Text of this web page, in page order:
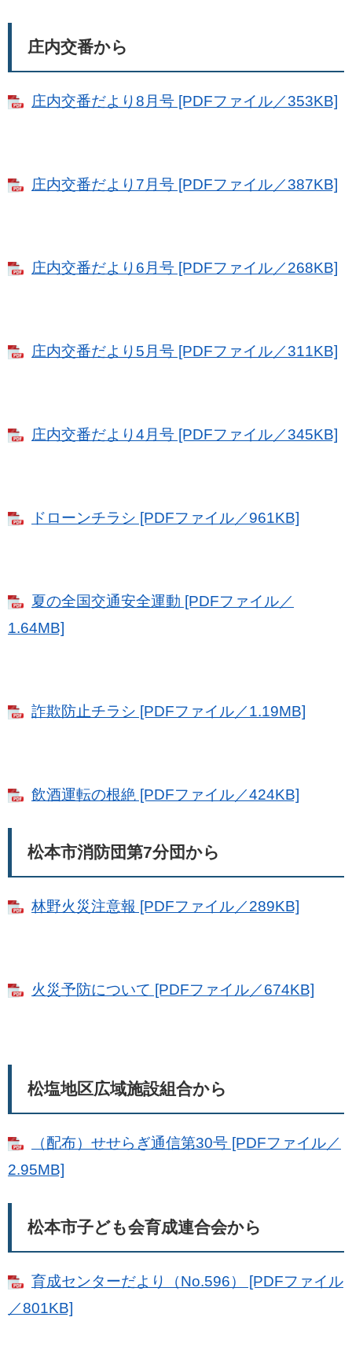
庄内交番から
庄内交番だより8月号 [PDFファイル／353KB]
庄内交番だより7月号 [PDFファイル／387KB]
庄内交番だより6月号 [PDFファイル／268KB]
庄内交番だより5月号 [PDFファイル／311KB]
庄内交番だより4月号 [PDFファイル／345KB]
ドローンチラシ [PDFファイル／961KB]
夏の全国交通安全運動 [PDFファイル／
1.64MB]
詐欺防止チラシ [PDFファイル／1.19MB]
飲酒運転の根絶 [PDFファイル／424KB]
松本市消防団第7分団から
林野火災注意報 [PDFファイル／289KB]
火災予防について [PDFファイル／674KB]
松塩地区広域施設組合から
（配布）せせらぎ通信第30号 [PDFファイル／
2.95MB]
松本市子ども会育成連合会から
育成センターだより（No.596） [PDFファイル
／801KB]